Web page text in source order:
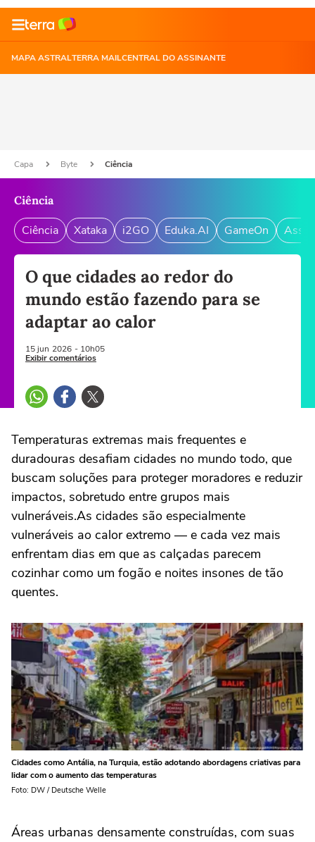
MAPA ASTRALTERRA MAILCENTRAL DO ASSINANTE
Capa Byte Ciência
Ciência
Ciência Xataka i2GO Eduka.AI GameOn
O que cidades ao redor do
mundo estão fazendo para se
adaptar ao calor
15 jun 2026 - 10h05
Exibir comentários
Temperaturas extremas mais frequentes e
duradouras desafiam cidades no mundo todo, que
buscam soluções para proteger moradores e reduzir
impactos, sobretudo entre grupos mais
vulneráveis.As cidades são especialmente
vulneráveis ao calor extremo — e cada vez mais
enfrentam dias em que as calçadas parecem
cozinhar como um fogão e noites insones de tão
quentes.
Cidades como Antália, na Turquia, estão adotando abordagens criativas para
lidar com o aumento das temperaturas
Foto: DW / Deutsche Welle
Áreas urbanas densamente construídas, com suas